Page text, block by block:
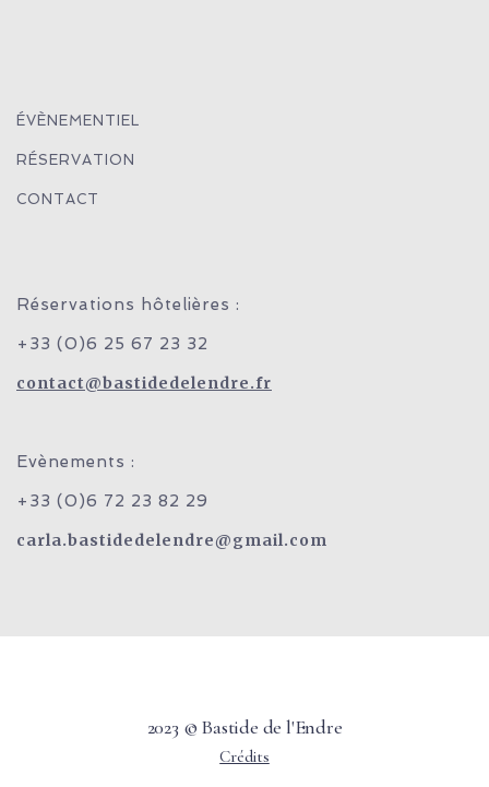
ÉVÈNEMENTIEL
RÉSERVATION
CONTACT
Réservations hôtelières :
+33 (0)6 25 67 23 32
contact@bastidedelendre.fr
Evènements :
+33 (0)6 72 23 82 29
carla.bastidedelendre@gmail.com
2023 © Bastide de l'Endre
Crédits